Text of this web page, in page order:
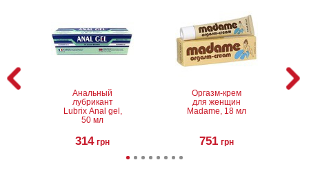
Анальный
лубрикант
Lubrix Anal gel,
50 мл
314 грн
Оргазм-крем
для женщин
Madame, 18 мл
751 грн